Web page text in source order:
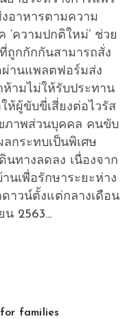
อาหารตามความ
‘ความปกติใหม่’ ช่วย
กกักกันสามารถสั่ง
ผ่านแพลตฟอร์มส่ง
ห้ามไม่ให้รับประทาน
ห้ผู้ขับขี่เสี่ยงต่อไวรัส
ภาพส่วนบุคคล คนขับ
กระทบเป็นพิเศษ
นทางลดลง เนื่องจาก
นเพื่อรักษาระยะห่าง
าวน์ตั้งแต่กลางเดือน
2563...
families